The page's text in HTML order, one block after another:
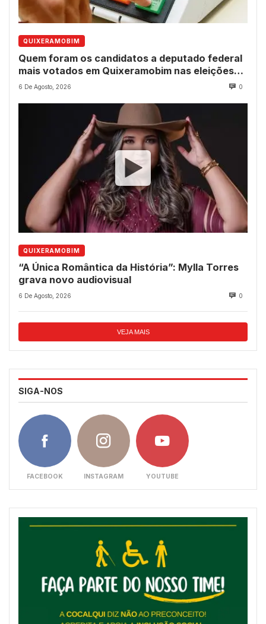
QUIXERAMOBIM
Quem foram os candidatos a deputado federal
mais votados em Quixeramobim nas eleições
de 2022?
6 De Agosto, 2026 0
QUIXERAMOBIM
“A Única Romântica da História”: Mylla Torres
grava novo audiovisual
6 De Agosto, 2026 0
VEJA MAIS
SIGA-NOS
FACEBOOK INSTAGRAM YOUTUBE